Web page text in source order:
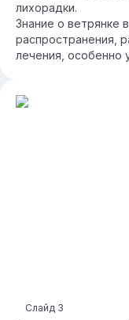
лихорадки.
Знание о ветрянке
распространения,
лечения, особенно
Слайд 3